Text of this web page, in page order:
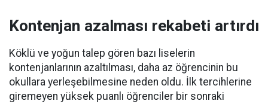
Kontenjan azalması rekabeti artırdı
Köklü ve yoğun talep gören bazı liselerin
kontenjanlarının azaltılması, daha az öğrencinin bu
okullara yerleşebilmesine neden oldu. İlk tercihlerine
giremeyen yüksek puanlı öğrenciler bir sonraki